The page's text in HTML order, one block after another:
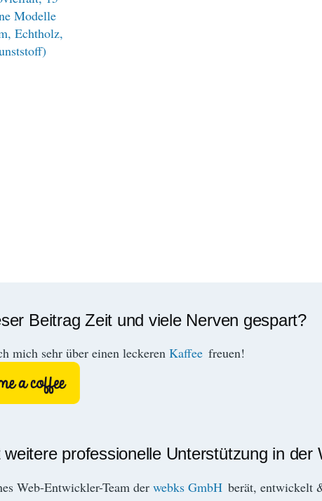
Beitrag Zeit und viele Nerven gespart?
mich sehr über einen leckeren Kaffee freuen!
weitere professionelle Unterstützung in der
Web-Entwickler-Team der webks GmbH berät, entwickelt